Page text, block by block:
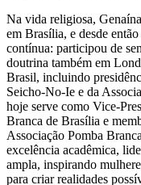
Na vida religiosa,
em Brasília, e desde
contínua: participou de
doutrina também em
Brasil, incluindo
Seicho-No-Ie e da
hoje serve como Vice-
Branca de Brasília e
Associação Pomba
excelência acadêmica,
ampla, inspirando
para criar realidades